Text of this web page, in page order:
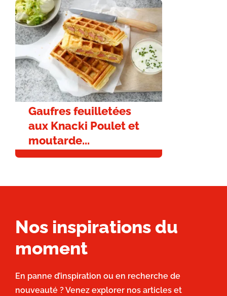
Gaufres feuilletées
aux Knacki Poulet et
moutarde...
Nos inspirations du
moment
En panne d’inspiration ou en recherche de
nouveauté ? Venez explorer nos articles et